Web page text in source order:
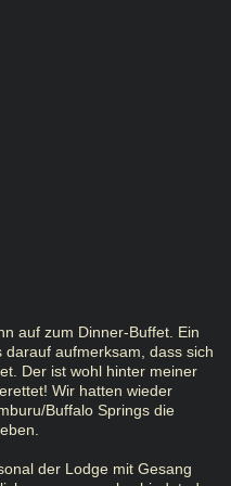
auf zum Dinner-Buffet. Ein
aufmerksam, dass sich
Der ist wohl hinter meiner
Wir hatten wieder
Buffalo Springs die
der Lodge mit Gesang